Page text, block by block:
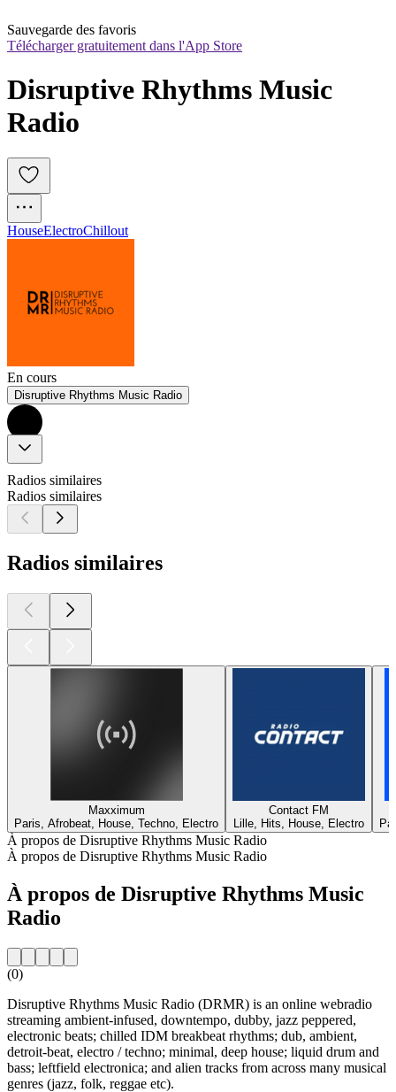
Sauvegarde des favoris
Télécharger gratuitement dans l'App Store
Disruptive Rhythms Music
Radio
HouseElectroChillout
En cours
Disruptive Rhythms Music Radio
Radios similaires
Radios similaires
Radios similaires
Maxximum
Paris, Afrobeat, House, Techno, Electro
Contact FM
Lille, Hits, House, Electro
À propos de Disruptive Rhythms Music Radio
À propos de Disruptive Rhythms Music Radio
À propos de Disruptive Rhythms Music
Radio
(0)
Disruptive Rhythms Music Radio (DRMR) is an online webradio
streaming ambient-infused, downtempo, dubby, jazz peppered,
electronic beats; chilled IDM breakbeat rhythms; dub, ambient,
detroit-beat, electro / techno; minimal, deep house; liquid drum and
bass; leftfield electronica; and alien tracks from across many musical
genres (jazz, folk, reggae etc).